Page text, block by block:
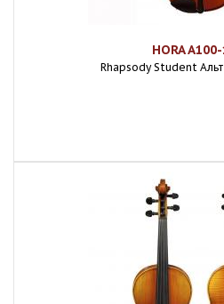
HORA
Rhapsody Student Альт